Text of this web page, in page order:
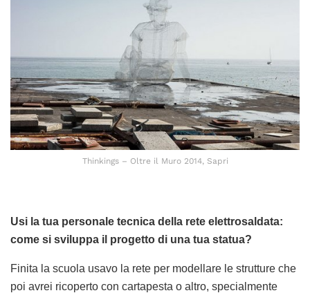
Thinkings – Oltre il Muro 2014, Sapri
Usi la tua personale tecnica della rete elettrosaldata:
come si sviluppa il progetto di una tua statua?
Finita la scuola usavo la rete per modellare le strutture che
poi avrei ricoperto con cartapesta o altro, specialmente